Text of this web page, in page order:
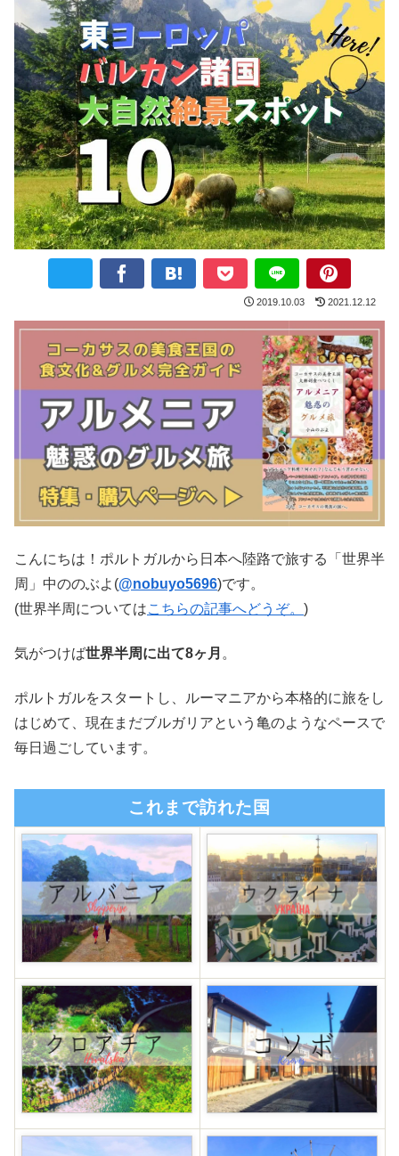
2019.10.03 2021.12.12
こんにちは！ポルトガルから日本へ陸路で旅する「世界半
周」中ののぶよ(@nobuyo5696)です。
(世界半周についてはこちらの記事へどうぞ。 )
気がつけば世界半周に出て8ヶ月 。
ポルトガルをスタートし、ルーマニアから本格的に旅をし
はじめて、現在まだブルガリアという亀のようなペースで
毎日過ごしています。
これまで訪れた国